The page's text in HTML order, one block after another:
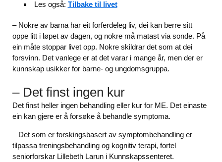
Les også: Tilbake til livet
– Nokre av barna har eit forferdeleg liv, dei kan berre sitt
oppe litt i løpet av dagen, og nokre må matast via sonde. På
ein måte stoppar livet opp. Nokre skildrar det som at dei
forsvinn. Det vanlege er at det varar i mange år, men der er
kunnskap usikker for barne- og ungdomsgruppa.
– Det finst ingen kur
Det finst heller ingen behandling eller kur for ME. Det einaste
ein kan gjere er å forsøke å behandle symptoma.
– Det som er forskingsbasert av symptombehandling er
tilpassa treningsbehandling og kognitiv terapi, fortel
seniorforskar Lillebeth Larun i Kunnskapssenteret.